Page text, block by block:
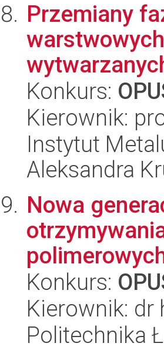
Przemiany
Konkurs:
Kierownik:
Instytut
Aleksandra
Nowa
Konkurs:
Kierownik: dr
Politechnika